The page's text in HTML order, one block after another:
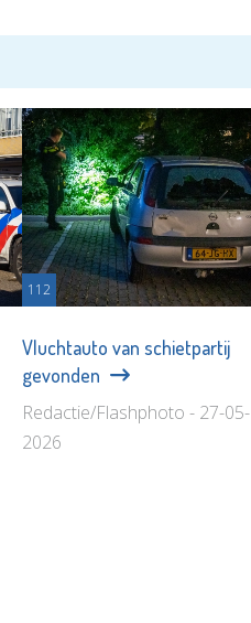
112
Vluchtauto van schietpartij
gevonden
Redactie/Flashphoto - 27-05-
2026